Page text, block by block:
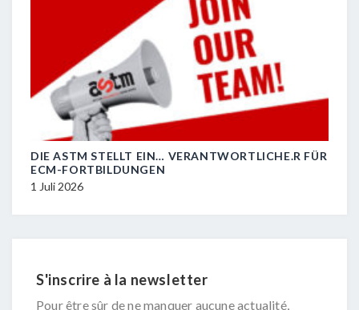
DIE ASTM STELLT EIN… VERANTWORTLICHE.R FÜR
ECM-FORTBILDUNGEN
1 Juli 2026
S'inscrire à la newsletter
Pour être sûr de ne manquer aucune actualité,